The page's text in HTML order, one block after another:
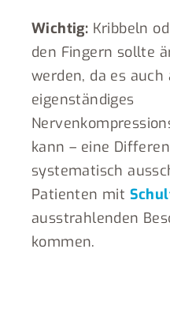
Wichtig: Kribbeln
den Fingern sollte
werden, da es auch
eigenständiges
kann – eine
systematisch
Patienten mit
ausstrahlenden
kommen.